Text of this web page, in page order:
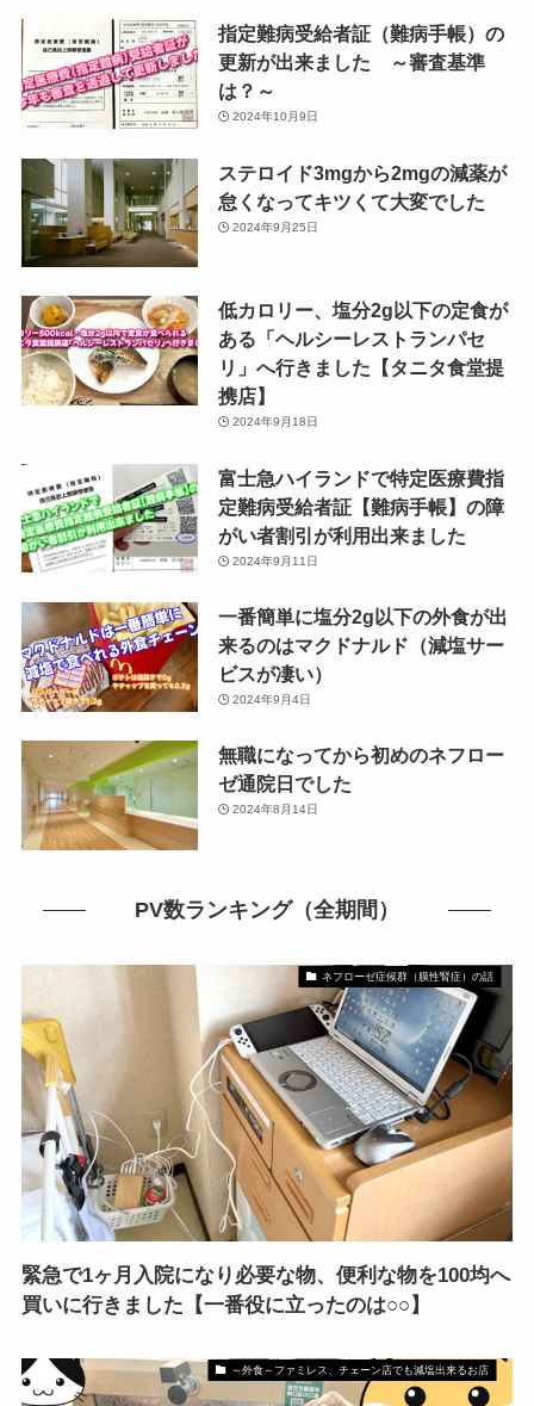
指定難病受給者証（難病手帳）の
更新が出来ました ～審査基準
は？～
2024年10月9日
ステロイド3mgから2mgの減薬が
怠くなってキツくて大変でした
2024年9月25日
低カロリー、塩分2g以下の定食が
ある「ヘルシーレストランパセ
リ」へ行きました【タニタ食堂提
携店】
2024年9月18日
富士急ハイランドで特定医療費指
定難病受給者証【難病手帳】の障
がい者割引が利用出来ました
2024年9月11日
一番簡単に塩分2g以下の外食が出
来るのはマクドナルド（減塩サー
ビスが凄い）
2024年9月4日
無職になってから初めのネフロー
ゼ通院日でした
2024年8月14日
PV数ランキング（全期間）
ネフローゼ症候群（膜性腎症）の話
緊急で1ヶ月入院になり必要な物、便利な物を100均へ
買いに行きました【一番役に立ったのは○○】
～外食～ファミレス、チェーン店でも減塩出来るお店